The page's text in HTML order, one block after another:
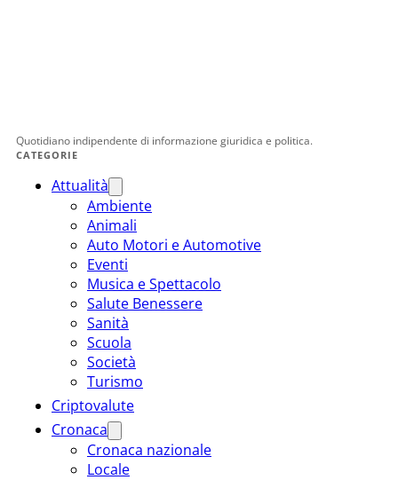
Quotidiano indipendente di informazione giuridica e politica.
CATEGORIE
Attualità
Ambiente
Animali
Auto Motori e Automotive
Eventi
Musica e Spettacolo
Salute Benessere
Sanità
Scuola
Società
Turismo
Criptovalute
Cronaca
Cronaca nazionale
Locale